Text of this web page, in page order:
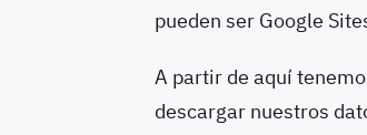
pueden ser Google
A partir de aquí
descargar nuestros